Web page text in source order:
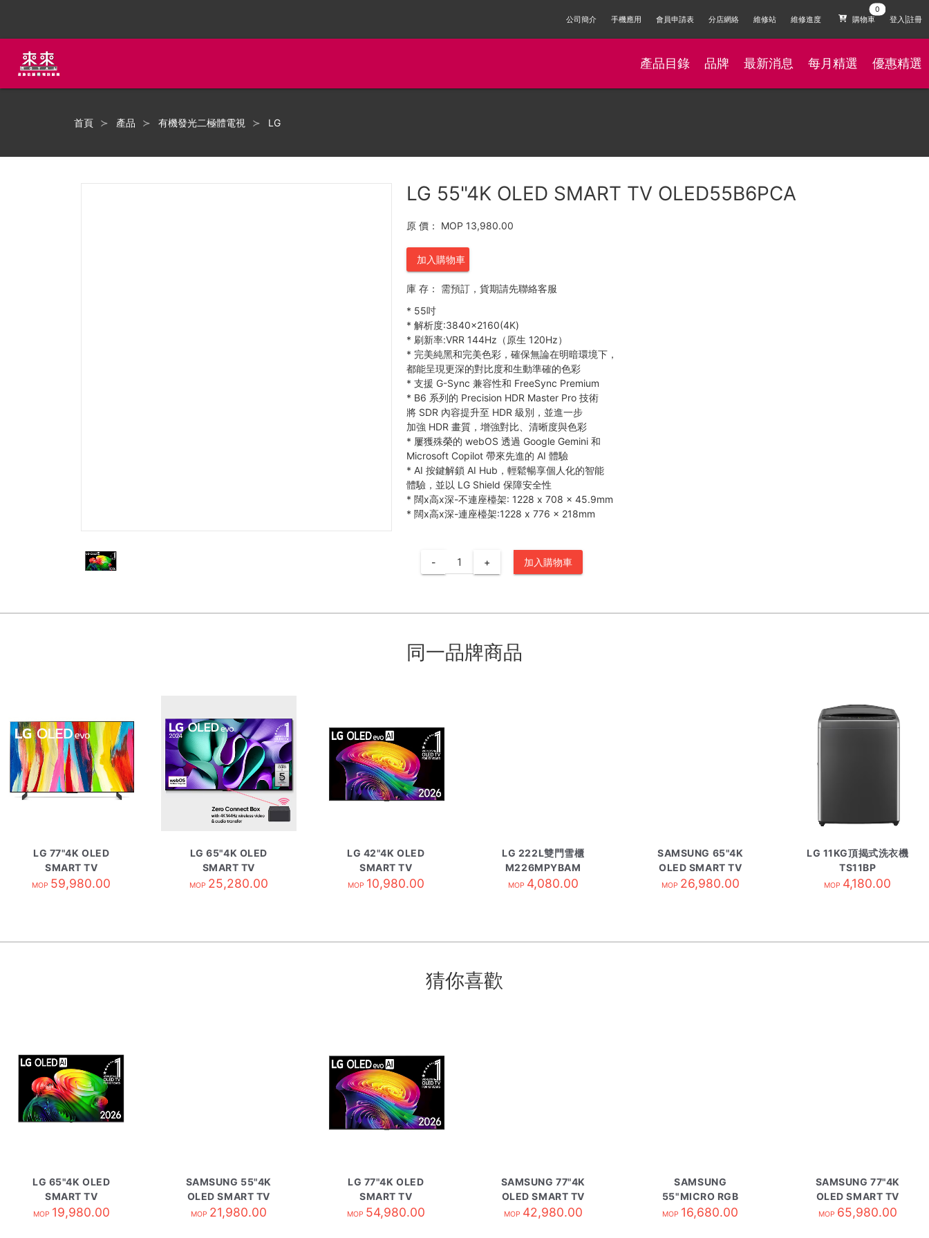
公司簡介 手機應用 會員申請表 分店網絡 維修站 維修進度 購物車 登入|註冊
產品目錄 品牌 最新消息 每月精選 優惠精選
首頁 產品 有機發光二極體電視 LG
LG 55"4K OLED SMART TV OLED55B6PCA
原 價： MOP 13,980.00
加入購物車
庫 存：
需預訂，貨期請先聯絡客服
* 55吋
* 解析度:3840×2160(4K)
* 刷新率:VRR 144Hz（原生 120Hz）
* 完美純黑和完美色彩，確保無論在明暗環境下，
都能呈現更深的對比度和生動準確的色彩
* 支援 G-Sync 兼容性和 FreeSync Premium
* B6 系列的 Precision HDR Master Pro 技術
將 SDR 內容提升至 HDR 級別，並進一步
加強 HDR 畫質，增強對比、清晰度與色彩
* 屢獲殊榮的 webOS 透過 Google Gemini 和
Microsoft Copilot 帶來先進的 AI 體驗
* AI 按鍵解鎖 AI Hub，輕鬆暢享個人化的智能
體驗，並以 LG Shield 保障安全性
* 闊x高x深-不連座檯架: 1228 x 708 x 45.9mm
* 闊x高x深-連座檯架:1228 x 776 x 218mm
- + 加入購物車
同一品牌商品
LG 77"4K OLED
SMART TV
OLED77C2PCC
MOP 59,980.00
LG 65"4K OLED
SMART TV
OLED65M4PCA
MOP 25,280.00
LG 42"4K OLED
SMART TV
OLED42C6PCA
MOP 10,980.00
LG 222L雙門雪櫃
M226MPYBAM
MOP 4,080.00
SAMSUNG 65"4K
OLED SMART TV
QA65S90HAEXZK
MOP 26,980.00
LG 11KG頂揭式洗衣機
TS11BP
MOP 4,180.00
猜你喜歡
LG 65"4K OLED
SMART TV
OLED65B6PCA
MOP 19,980.00
SAMSUNG 55"4K
OLED SMART TV
QA55S95HAEXZK
MOP 21,980.00
LG 77"4K OLED
SMART TV
OLED77C6PCA
MOP 54,980.00
SAMSUNG 77"4K
OLED SMART TV
QA77S85HAEXZK
MOP 42,980.00
SAMSUNG
55"MICRO RGB
SMART TV
MOP 16,680.00
SAMSUNG 77"4K
OLED SMART TV
QA77S95HAEXZK
MOP 65,980.00